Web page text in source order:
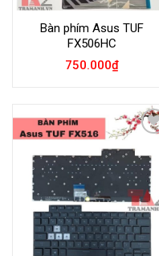
Bàn phím Asus TUF
FX506HC
750.000₫
Wishlist